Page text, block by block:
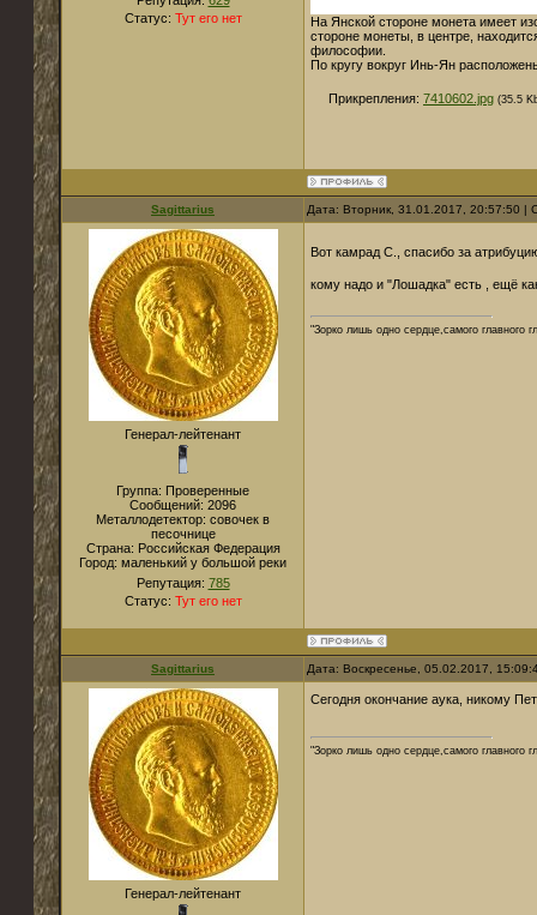
Статус: Тут его нет
На Янской стороне монета имеет
стороне монеты, в центре,
философии.
По кругу вокруг Инь-Ян
Прикрепления: 7410602.jpg (35.5
Sagittarius Дата: Вторник, 31.01.2017, 20:57:50
Генерал-лейтенант
Группа: Проверенные
Сообщений: 2096
Металлодетектор: совочек в
песочнице
Страна: Российская Федерация
Город: маленький у большой реки
Репутация: 785
Статус: Тут его нет
Вот камрад С., спасибо за
кому надо и "Лошадка" есть , ещё
"Зорко лишь одно сердце,самого главного
Sagittarius Дата: Воскресенье, 05.02.2017,
Генерал-лейтенант
Сегодня окончание аука, никому
"Зорко лишь одно сердце,самого главного